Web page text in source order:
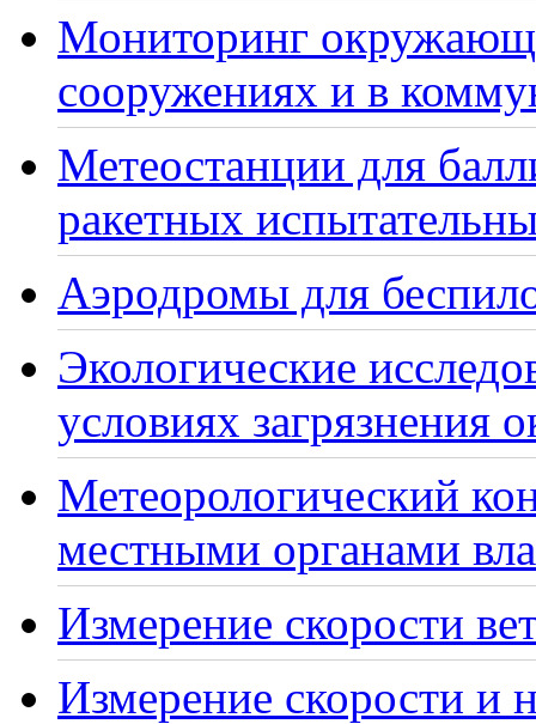
Мониторинг
сооружениях и в
Метеостанции для
ракетных
Аэродромы для
Экологические
условиях загрязнения
Метеорологический
местными органами
Измерение скорости
Измерение скорости и